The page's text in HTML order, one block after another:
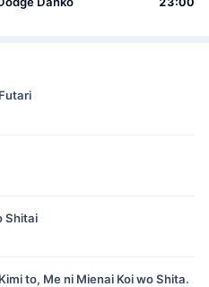
Shitai
to, Me ni Mienai Koi wo Shita.